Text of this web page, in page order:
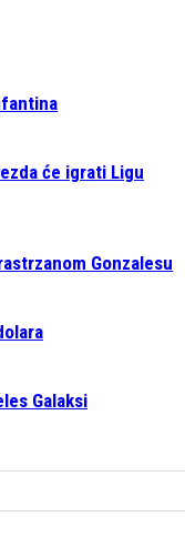
će igrati Ligu
Gonzalesu
Galaksi